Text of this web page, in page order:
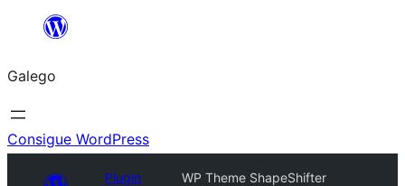
Saltar
contido
Galego
Consigue WordPress
Plugin
WP Theme ShapeShifter